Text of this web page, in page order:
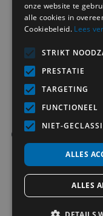
Copyright ©
00533-
onze website te
alle cookies in
Cookiebeleid. Lees
STRIKT
PRESTATIE
TARGETING
FUNCTIONEEL
NIET-
ALLES
ALLES